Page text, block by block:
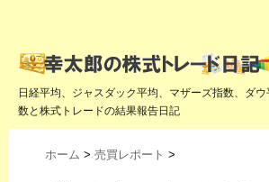
日経平均、ジャスダック平均、マザーズ指数、ダ
数と株式トレードの結果報告日記
ホーム > 売買レポート >